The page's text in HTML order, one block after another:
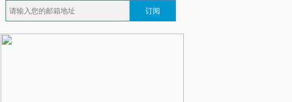
订阅